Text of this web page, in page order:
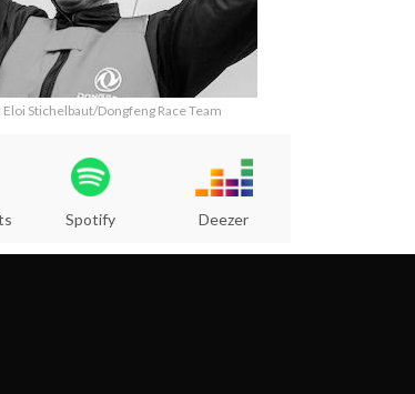
Eloi Stichelbaut/Dongfeng Race Team
Spotify Deezer